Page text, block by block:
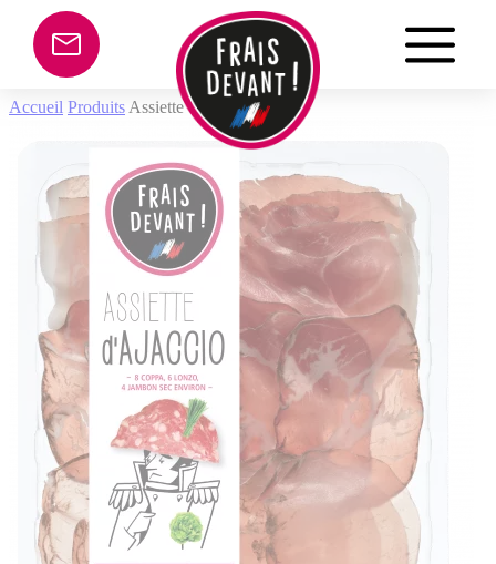
Panneau de gestion des cookies
Accueil Produits Assiette d’Ajaccio